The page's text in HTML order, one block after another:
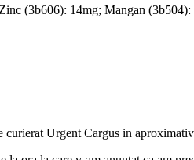
(3b606): 14mg; Mangan (3b504):
Urgent Cargus in